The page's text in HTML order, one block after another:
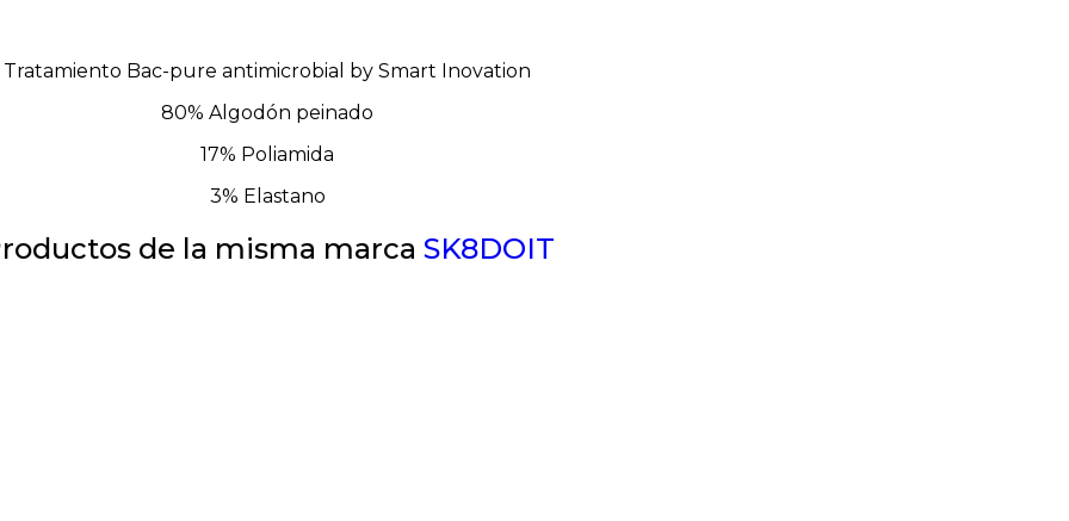
Tratamiento Bac-pure antimicrobial by Smart Inovation
80% Algodón peinado
17% Poliamida
3% Elastano
de la misma marca SK8DOIT